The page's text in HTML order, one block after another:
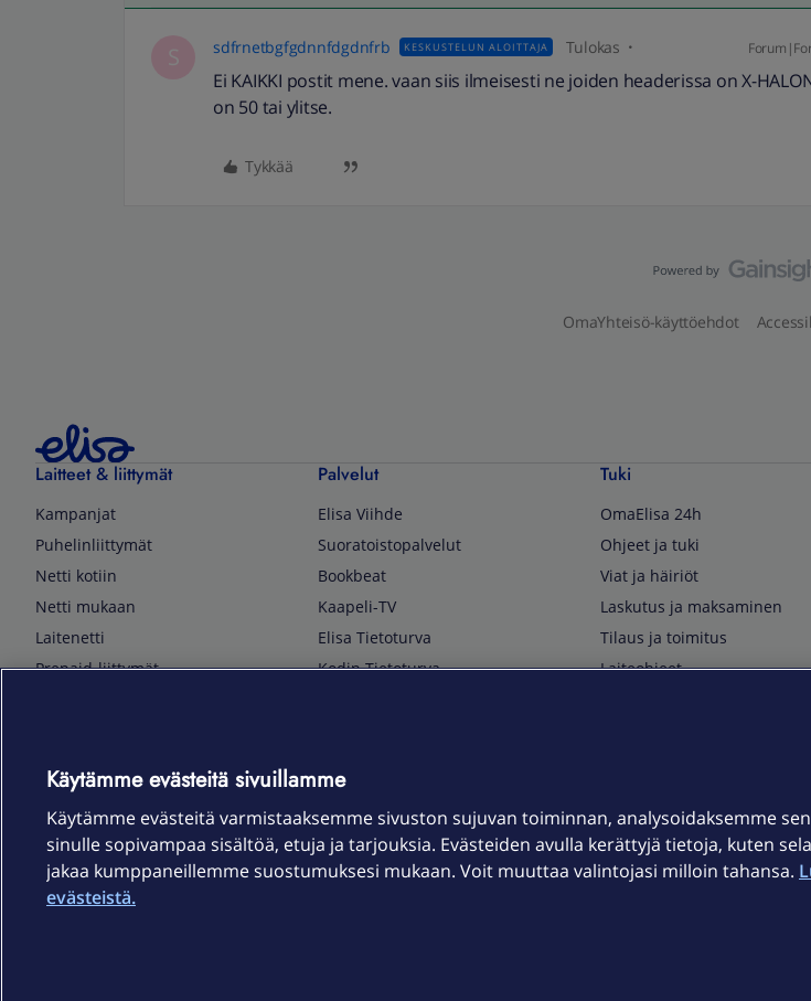
S sdfrnetbgfgdnnfdgdnfrb KESKUSTELUN ALOITTAJA Tulokas
Ei KAIKKI postit mene. vaan siis ilmeisesti ne joiden headerissa on X-
on 50 tai ylitse.
Tykkää
OmaYhteisö-käyttöehdot
Laitteet & liittymät
Kampanjat
Puhelinliittymät
Netti kotiin
Netti mukaan
Laitenetti
Prepaid-liittymät
TV & audio
Kodinkoneet
Kamerat ja dronet
Kellot ja rannekkeet
Palvelut
Elisa Viihde
Suoratoistopalvelut
Bookbeat
Kaapeli-TV
Elisa Tietoturva
Kodin Tietoturva
Elisa Kotiverkko
Elisa Pilvilinna
Elisa Laiteturva
Elisa Rinnakkaisliittymät
Tuki
OmaElisa 24h
Ohjeet ja tuki
Viat ja häiriöt
Laskutus ja maksaminen
Tilaus ja toimitus
Laiteohjeet
Kuuluvuuskartta
Asiakastiedotteet
OmaElisa-sovellus
Käytämme evästeitä sivuillamme
Käytämme evästeitä varmistaaksemme sivuston sujuvan toiminnan, analysoidaksemme
sinulle sopivampaa sisältöä, etuja ja tarjouksia. Evästeiden avulla kerättyjä tietoja, kuten
jakaa kumppaneillemme suostumuksesi mukaan. Voit muuttaa valintojasi milloin tahansa.
evästeistä.